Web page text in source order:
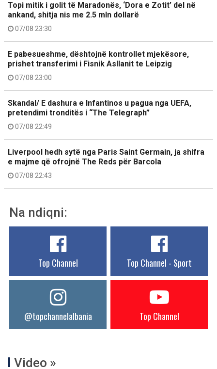
Topi mitik i golit të Maradonës, ‘Dora e Zotit’ del në
ankand, shitja nis me 2.5 mln dollarë
07/08 23:30
E pabesueshme, dështojnë kontrollet mjekësore,
prishet transferimi i Fisnik Asllanit te Leipzig
07/08 23:00
Skandal/ E dashura e Infantinos u pagua nga UEFA,
pretendimi tronditës i “The Telegraph”
07/08 22:49
Liverpool hedh sytë nga Paris Saint Germain, ja shifra
e majme që ofrojnë The Reds për Barcola
07/08 22:43
Na ndiqni:
Top Channel Top Channel - Sport
@topchannelalbania Top Channel
Video »